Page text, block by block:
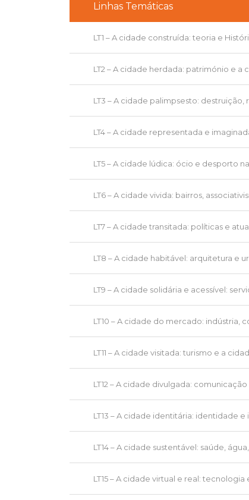
Linhas Temáticas
LT1 – A cidade construída: teoria e
LT2 – A cidade herdada: património e a
LT3 – A cidade palimpsesto:
LT4 – A cidade representada e
LT5 – A cidade lúdica: ócio e desporto
LT6 – A cidade vivida: bairros,
LT7 – A cidade transitada: políticas e
LT8 – A cidade habitável: arquitetura e
LT9 – A cidade solidária e acessível:
LT10 – A cidade do mercado: indústria,
LT11 – A cidade visitada: turismo e a
LT12 – A cidade divulgada:
LT13 – A cidade identitária: identidade
LT14 – A cidade sustentável: saúde,
LT15 – A cidade virtual e real: tecnologia